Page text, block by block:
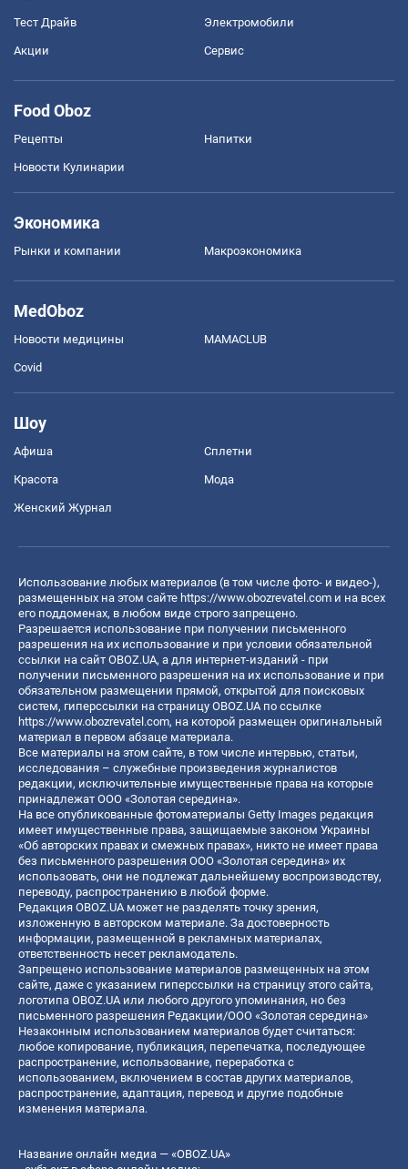
Тест Драйв Электромобили
Акции Сервис
Food Oboz
Рецепты Напитки
Новости Кулинарии
Экономика
Рынки и компании Mакроэкономика
MedOboz
Новости медицины MAMACLUB
Covid
Шоу
Афиша Сплетни
Красота Мода
Женский Журнал
Использование любых материалов (в том числе фото- и видео-),
размещенных на этом сайте https://www.obozrevatel.com и на всех
его поддоменах, в любом виде строго запрещено.
Разрешается использование при получении письменного
разрешения на их использование и при условии обязательной
ссылки на сайт OBOZ.UA, а для интернет-изданий - при
получении письменного разрешения на их использование и при
обязательном размещении прямой, открытой для поисковых
систем, гиперссылки на страницу OBOZ.UA по ссылке
https://www.obozrevatel.com, на которой размещен оригинальный
материал в первом абзаце материала.
Все материалы на этом сайте, в том числе интервью, статьи,
исследования – служебные произведения журналистов
редакции, исключительные имущественные права на которые
принадлежат ООО «Золотая середина».
На все опубликованные фотоматериалы Getty Images редакция
имеет имущественные права, защищаемые законом Украины
«Об авторских правах и смежных правах», никто не имеет права
без письменного разрешения ООО «Золотая середина» их
использовать, они не подлежат дальнейшему воспроизводству,
переводу, распространению в любой форме.
Редакция OBOZ.UA может не разделять точку зрения,
изложенную в авторском материале. За достоверность
информации, размещенной в рекламных материалах,
ответственность несет рекламодатель.
Запрещено использование материалов размещенных на этом
сайте, даже с указанием гиперссылки на страницу этого сайта,
логотипа OBOZ.UA или любого другого упоминания, но без
письменного разрешения Редакции/ООО «Золотая середина»
Незаконным использованием материалов будет считаться:
любое копирование, публикация, перепечатка, последующее
распространение, использование, переработка с
использованием, включением в состав других материалов,
распространение, адаптация, перевод и другие подобные
изменения материала.
Название онлайн медиа — «OBOZ.UA»